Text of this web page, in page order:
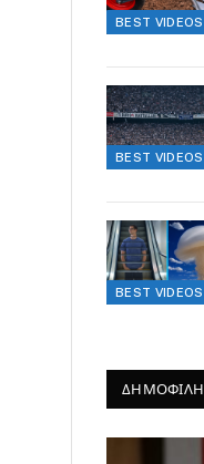
BEST VIDEOS
BEST VIDEOS
BEST VIDEOS
ΔΗΜΟΦΙΛΗ